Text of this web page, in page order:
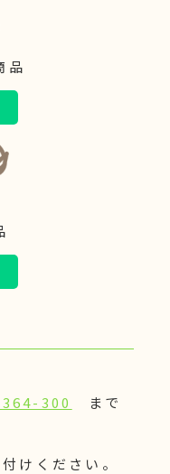
品
300
まで
けください。